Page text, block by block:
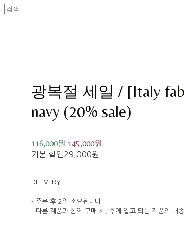
광복절 세일 / [Italy
navy (20% sale)
116,000원 145,000원
기본 할인 29,000원
DELIVERY
- 주문 후 2일 소요됩니다
- 다른 제품과 함께 구매 시, 후에 입고 되는 제품의 배